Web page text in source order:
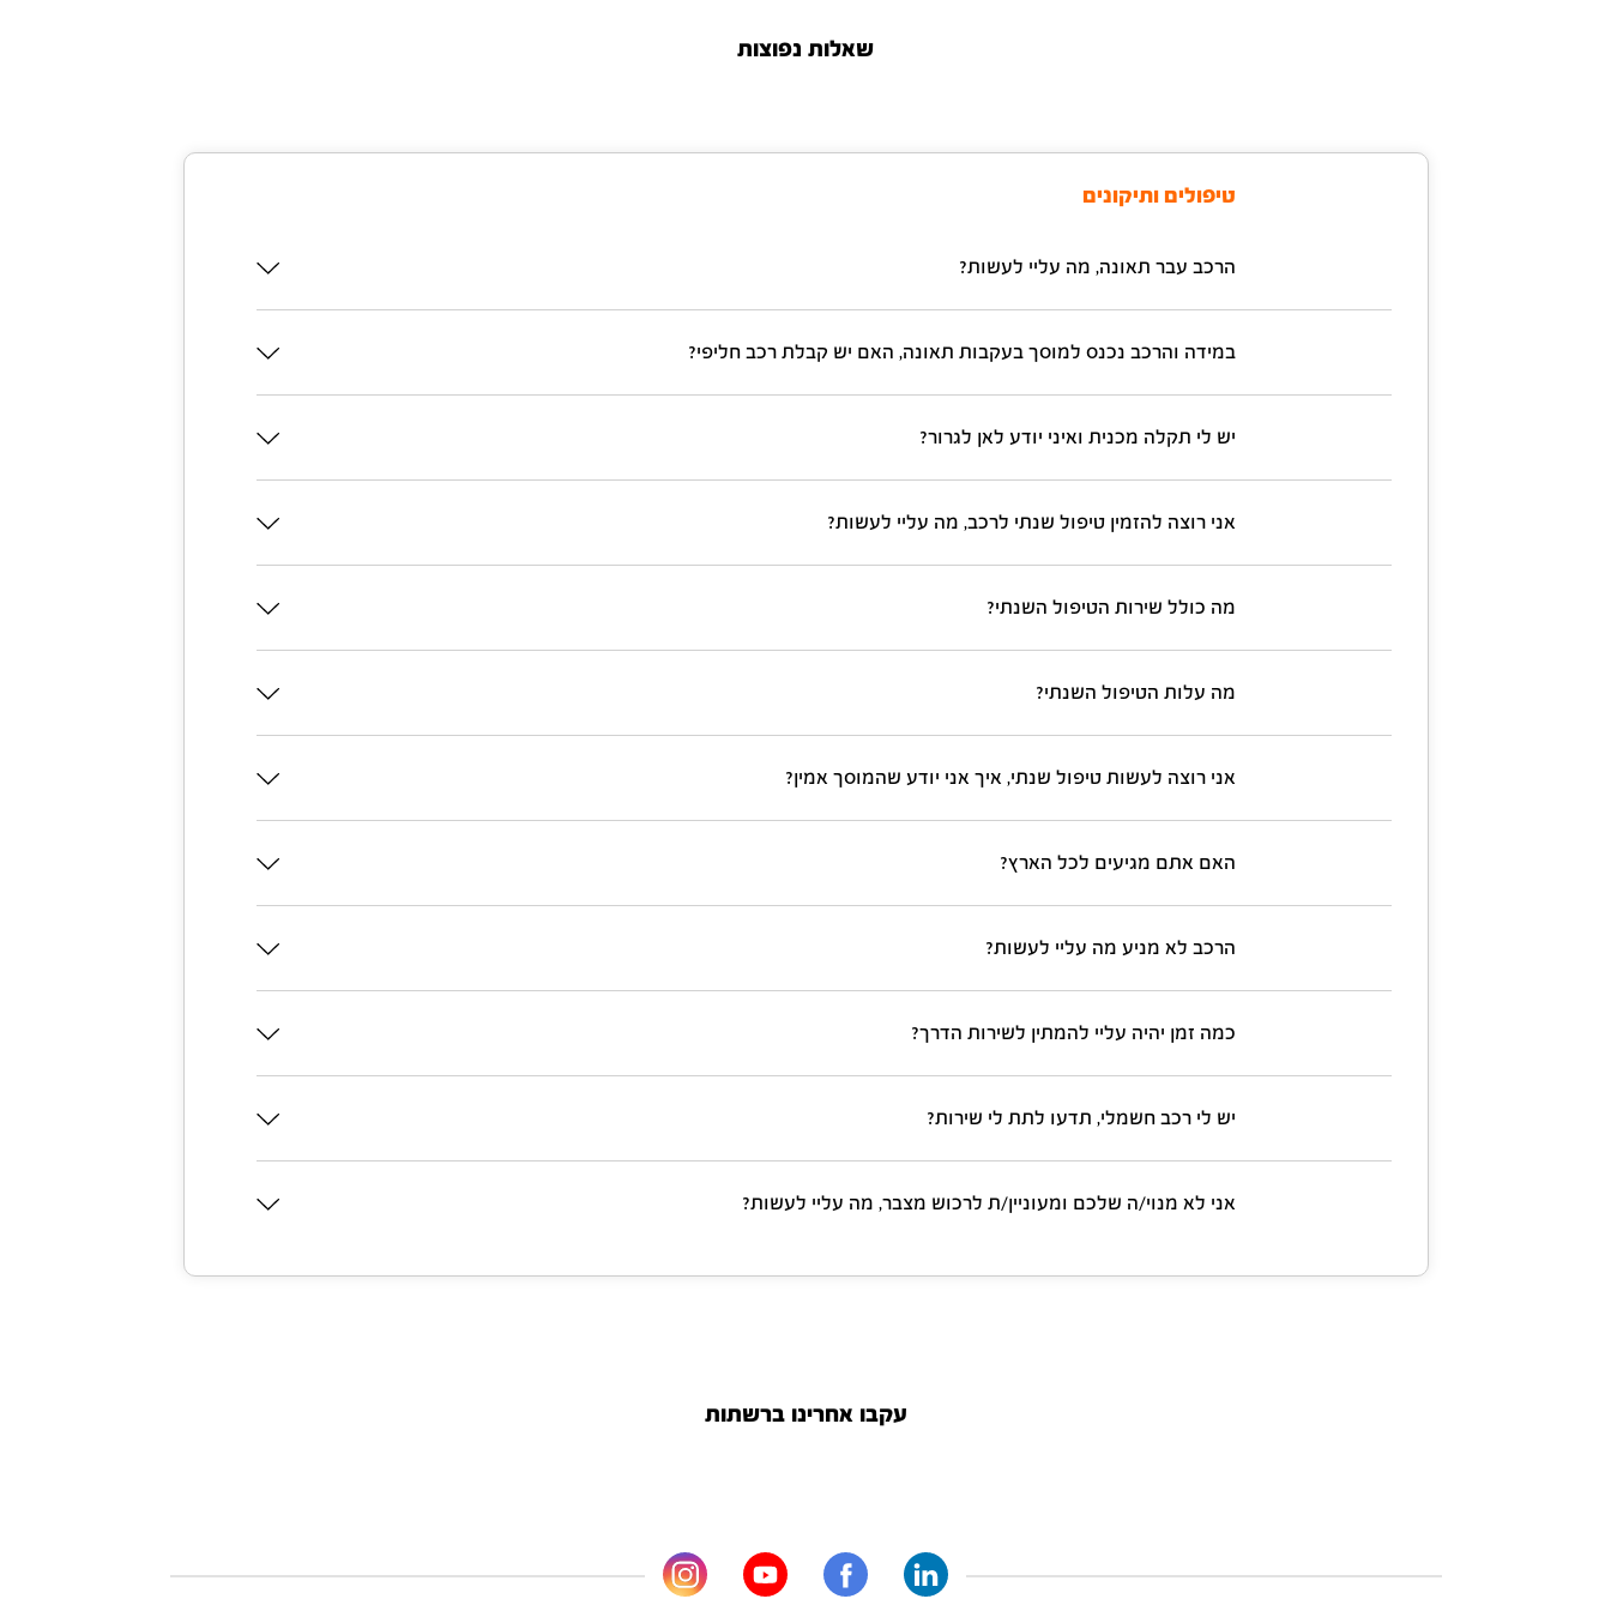
שאלות נפוצות
טיפולים ותיקונים
הרכב עבר תאונה, מה עליי לעשות?
במידה והרכב נכנס למוסך בעקבות תאונה, האם יש קבלת רכב חליפי?
יש לי תקלה מכנית ואיני יודע לאן לגרור?
אני רוצה להזמין טיפול שנתי לרכב, מה עליי לעשות?
מה כולל שירות הטיפול השנתי?
מה עלות הטיפול השנתי?
אני רוצה לעשות טיפול שנתי, איך אני יודע שהמוסך אמין?
האם אתם מגיעים לכל הארץ?
הרכב לא מניע מה עליי לעשות?
כמה זמן יהיה עליי להמתין לשירות הדרך?
יש לי רכב חשמלי, תדעו לתת לי שירות?
אני לא מנוי/ה שלכם ומעוניין/ת לרכוש מצבר, מה עליי לעשות?
עקבו אחרינו ברשתות